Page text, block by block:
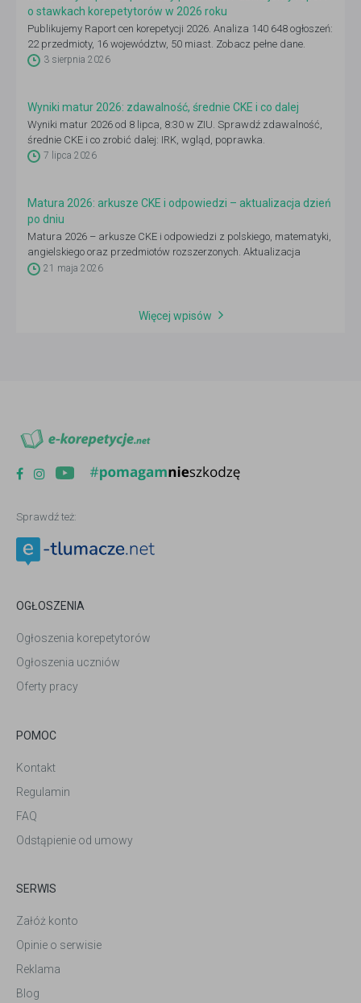
o stawkach korepetytorów w 2026 roku
Publikujemy Raport cen korepetycji 2026. Analiza 140 648 ogłoszeń:
22 przedmioty, 16 województw, 50 miast. Zobacz pełne dane.
3 sierpnia 2026
Wyniki matur 2026: zdawalność, średnie CKE i co dalej
Wyniki matur 2026 od 8 lipca, 8:30 w ZIU. Sprawdź zdawalność,
średnie CKE i co zrobić dalej: IRK, wgląd, poprawka.
7 lipca 2026
Matura 2026: arkusze CKE i odpowiedzi – aktualizacja dzień
po dniu
Matura 2026 – arkusze CKE i odpowiedzi z polskiego, matematyki,
angielskiego oraz przedmiotów rozszerzonych. Aktualizacja
codziennie 4–21 maja po godz. 14:00.
21 maja 2026
Więcej wpisów
Sprawdź też:
OGŁOSZENIA
Ogłoszenia korepetytorów
Ogłoszenia uczniów
Oferty pracy
POMOC
Kontakt
Regulamin
FAQ
Odstąpienie od umowy
SERWIS
Załóż konto
Opinie o serwisie
Reklama
Blog